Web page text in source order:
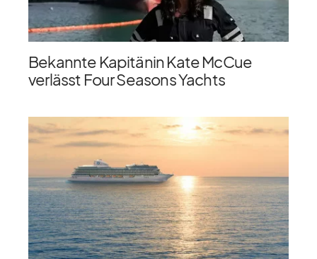
Bekannte Kapitänin Kate McCue
verlässt Four Seasons Yachts